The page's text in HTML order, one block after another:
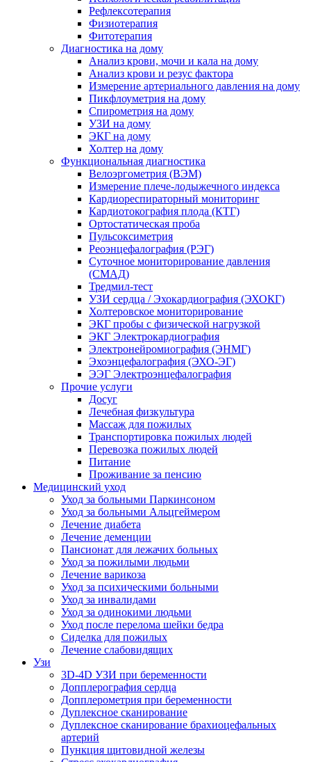
Рефлексотерапия
Физиотерапия
Фитотерапия
Диагностика на дому
Анализ крови, мочи и кала на дому
Анализ крови и резус фактора
Измерение артериального давления на дому
Пикфлоуметрия на дому
Спирометрия на дому
УЗИ на дому
ЭКГ на дому
Холтер на дому
Функциональная диагностика
Велоэргометрия (ВЭМ)
Измерение плече-лодыжечного индекса
Кардиореспираторный мониторинг
Кардиотокография плода (КТГ)
Ортостатическая проба
Пульсоксиметрия
Реоэнцефалография (РЭГ)
Суточное мониторирование давления
(СМАД)
Тредмил-тест
УЗИ сердца / Эхокардиография (ЭХОКГ)
Холтеровское мониторирование
ЭКГ пробы с физической нагрузкой
ЭКГ Электрокардиография
Электронейромиография (ЭНМГ)
Эхоэнцефалография (ЭХО-ЭГ)
ЭЭГ Электроэнцефалография
Прочие услуги
Досуг
Лечебная физкультура
Массаж для пожилых
Транспортировка пожилых людей
Перевозка пожилых людей
Питание
Проживание за пенсию
Медицинский уход
Уход за больными Паркинсоном
Уход за больными Альцгеймером
Лечение диабета
Лечение деменции
Пансионат для лежачих больных
Уход за пожилыми людьми
Лечение варикоза
Уход за психическими больными
Уход за инвалидами
Уход за одинокими людьми
Уход после перелома шейки бедра
Сиделка для пожилых
Лечение слабовидящих
Узи
3D-4D УЗИ при беременности
Допплерография сердца
Допплерометрия при беременности
Дуплексное сканирование
Дуплексное сканирование брахиоцефальных
артерий
Пункция щитовидной железы